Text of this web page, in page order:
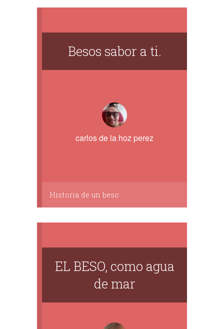
Besos sabor a ti.
carlos de la hoz perez
Historia de un beso
EL BESO, como agua
de mar